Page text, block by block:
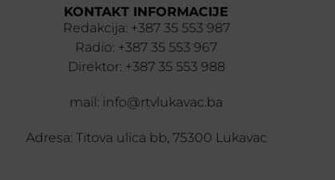
KONTAKT INFORMACIJE
Redakcija: +387 35 553 987
Radio: +387 35 553 967
Direktor: +387 35 553 988
mail: info@rtvlukavac.ba
Adresa: Titova ulica bb, 75300 Lukavac